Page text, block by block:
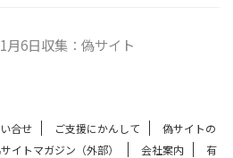
月6日収集：偽サイト
合せ ご支援にかんして
偽サイトの
イトマガジン（外部） 会社案内 有